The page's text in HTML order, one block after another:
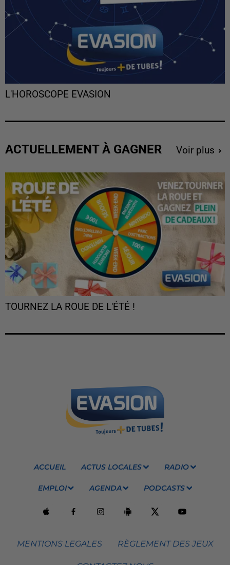
L'HOROSCOPE EVASION
ACTUELLEMENT À GAGNER Voir plus
TOURNEZ LA ROUE DE L'ÉTÉ !
ACCUEIL ACTUS LOCALES RADIO
EMPLOI AGENDA PODCASTS
MENTIONS LEGALES RÈGLEMENT DES JEUX